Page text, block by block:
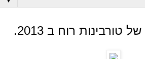
רוח ב 2013.